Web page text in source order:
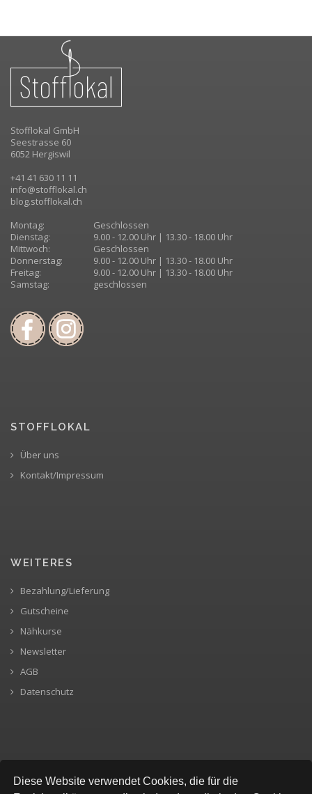
Diese Website verwendet Cookies, die für die
Stofflokal GmbH
Seestrasse 60
6052 Hergiswil
+41 41 630 11 11
info@stofflokal.ch
blog.stofflokal.ch
Montag:
Geschlossen
Dienstag:
9.00 - 12.00 Uhr | 13.30 - 18.00 Uhr
Mittwoch:
Geschlossen
Donnerstag:
9.00 - 12.00 Uhr | 13.30 - 18.00 Uhr
Freitag:
9.00 - 12.00 Uhr | 13.30 - 18.00 Uhr
Samstag:
geschlossen
STOFFLOKAL
Über uns
Kontakt/Impressum
WEITERES
Bezahlung/Lieferung
Gutscheine
Nähkurse
Newsletter
AGB
Datenschutz
SICHERE BEZAHLUNG